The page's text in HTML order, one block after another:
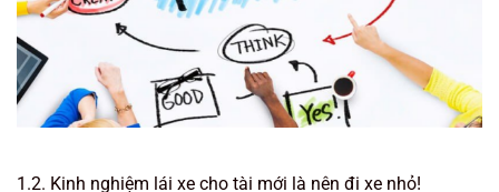
1.2. Kinh nghiệm lái xe cho tài mới là nên đi xe nhỏ!